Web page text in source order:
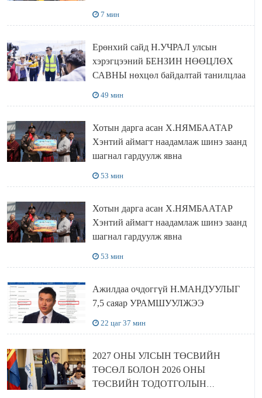
7 мин
Ерөнхий сайд Н.УЧРАЛ улсын
хэрэгцээний БЕНЗИН НӨӨЦЛӨХ
САВНЫ нөхцөл байдалтай танилцлаа
49 мин
Хотын дарга асан Х.НЯМБААТАР
Хэнтий аймагт наадамлаж шинэ заанд
шагнал гардуулж явна
53 мин
Хотын дарга асан Х.НЯМБААТАР
Хэнтий аймагт наадамлаж шинэ заанд
шагнал гардуулж явна
53 мин
Ажилдаа очдоггүй Н.МАНДУУЛЫГ
7,5 саяар УРАМШУУЛЖЭЭ
22 цаг 37 мин
2027 ОНЫ УЛСЫН ТӨСВИЙН
ТӨСӨЛ БОЛОН 2026 ОНЫ
ТӨСВИЙН ТОДОТГОЛЫН